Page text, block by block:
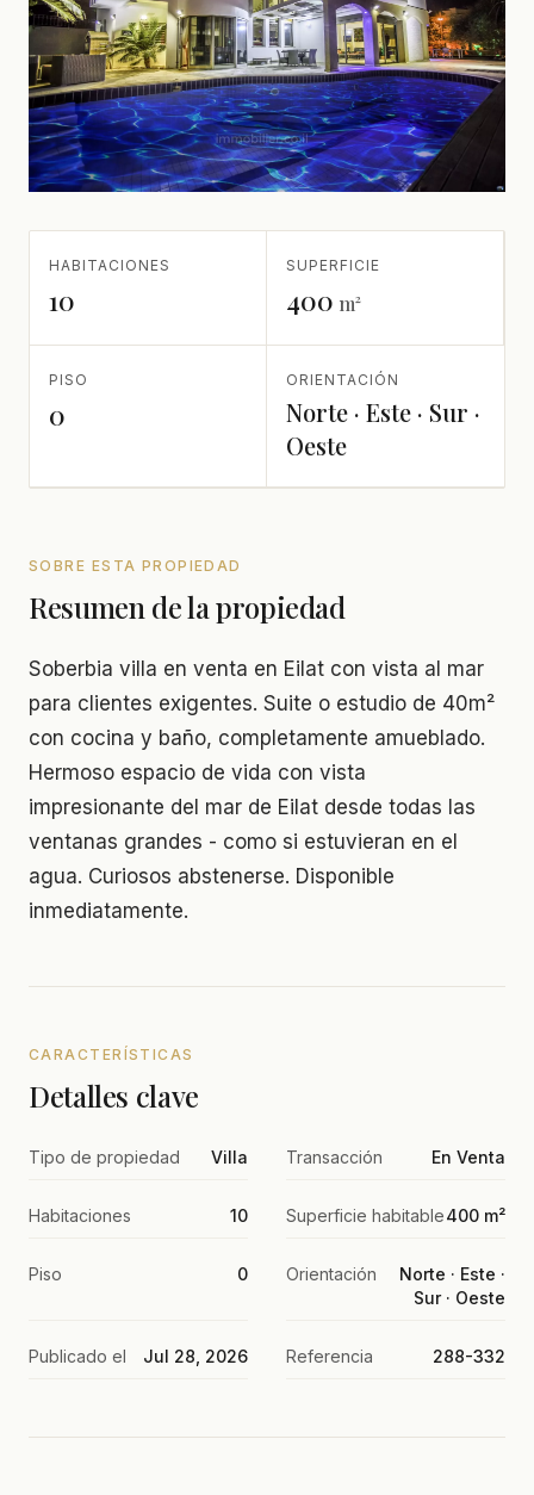
HABITACIONES
10
SUPERFICIE
400 m²
PISO
0
ORIENTACIÓN
Norte · Este · Sur ·
Oeste
SOBRE ESTA PROPIEDAD
Resumen de la propiedad
Soberbia villa en venta en Eilat con vista al mar
para clientes exigentes. Suite o estudio de 40m²
con cocina y baño, completamente amueblado.
Hermoso espacio de vida con vista
impresionante del mar de Eilat desde todas las
ventanas grandes - como si estuvieran en el
agua. Curiosos abstenerse. Disponible
inmediatamente.
CARACTERÍSTICAS
Detalles clave
Tipo de propiedad Villa Transacción En Venta
Habitaciones 10 Superficie habitable400 m²
Piso 0 Orientación
Norte · Este ·
Sur · Oeste
Publicado el Jul 28, 2026 Referencia 288-332